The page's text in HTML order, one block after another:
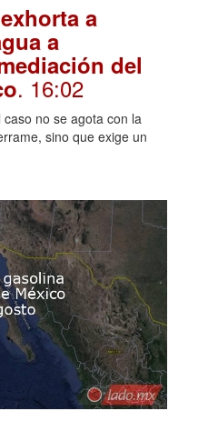
a
a
del
. 16:02
no se agota con la
sino que exige un